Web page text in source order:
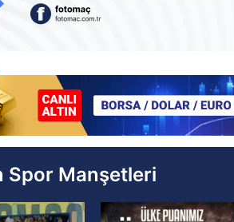
Spor Manşetleri